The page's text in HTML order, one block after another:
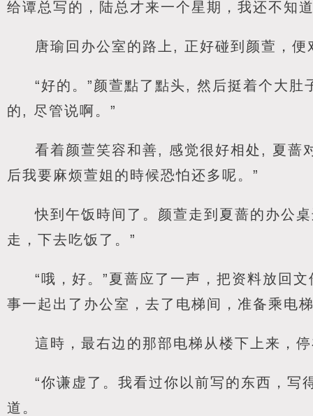
给谭总写的，陆总才来一个星期，我还不知
唐瑜回办公室的路上, 正好碰到颜萱，便
“好的。”颜萱點了點头, 然后挺着个大
的, 尽管说啊。”
看着颜萱笑容和善, 感觉很好相处, 夏蔷
后我要麻烦萱姐的時候恐怕还多呢。”
快到午饭時间了。颜萱走到夏蔷的办公
走，下去吃饭了。”
“哦，好。”夏蔷应了一声，把资料放回
事一起出了办公室，去了电梯间，准备乘电
這時，最右边的那部电梯从楼下上来，
“你谦虚了。我看过你以前写的东西，写
道。